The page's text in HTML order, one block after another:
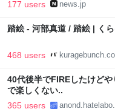
177 users news.jp
踏絵 - 河部真道 / 踏絵 | く
468 users
40代後半でFIREしたけど
で楽しくない..
365 users